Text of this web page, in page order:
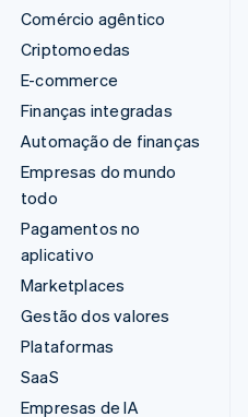
Comércio agêntico
Criptomoedas
E-commerce
Finanças integradas
Automação de finanças
Empresas do mundo
todo
Pagamentos no
aplicativo
Marketplaces
Gestão dos valores
Plataformas
SaaS
Empresas de IA